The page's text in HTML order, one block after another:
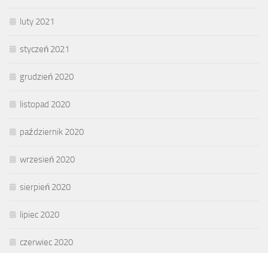
luty 2021
styczeń 2021
grudzień 2020
listopad 2020
październik 2020
wrzesień 2020
sierpień 2020
lipiec 2020
czerwiec 2020